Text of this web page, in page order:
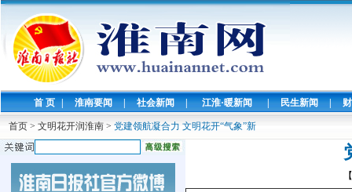
首 页 | 淮南要闻 | 社会新闻 | 江淮·暖新闻 | 民生新闻 |
首页 > 文明花开润淮南 > 党建领航凝合力 文明花开“气象”新